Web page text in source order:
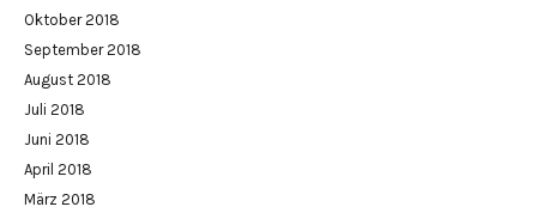
Oktober 2018
September 2018
August 2018
Juli 2018
Juni 2018
April 2018
März 2018